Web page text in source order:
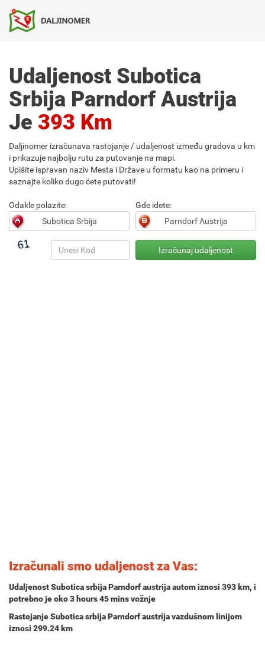
Udaljenost Subotica
Srbija Parndorf Austrija
Je 393 Km
Daljinomer izračunava rastojanje / udaljenost između gradova u km
i prikazuje najbolju rutu za putovanje na mapi.
Upišite ispravan naziv Mesta i Države u formatu kao na primeru i
saznajte koliko dugo ćete putovati!
Odakle polazite: Gde idete:
Izračunali smo udaljenost za Vas:
Udaljenost Subotica srbija Parndorf austrija autom iznosi 393 km, i
potrebno je oko3 hours 45 minsvožnje
Rastojanje Subotica srbija Parndorf austrija vazdušnom linijom
iznosi 299.24 km